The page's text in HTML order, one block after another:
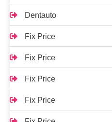
Dentauto
Fix Price
Fix Price
Fix Price
Fix Price